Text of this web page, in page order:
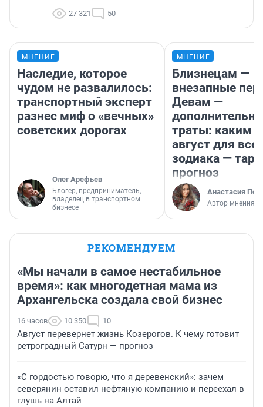
27 321 50
МНЕНИЕ
Наследие, которое
чудом не развалилось:
транспортный эксперт
разнес миф о «вечных»
советских дорогах
Олег Арефьев
Блогер, предприниматель,
владелец в транспортном
бизнесе
МНЕНИЕ
Близнецам —
внезапные
Девам —
траты: каким
август для
зодиака —
прогноз
Анастасия
Автор мнения
РЕКОМЕНДУЕМ
«Мы начали в самое нестабильное
время»: как многодетная мама из
Архангельска создала свой бизнес
16 часов 10 350 10
Август перевернет жизнь Козерогов. К чему готовит
ретроградный Сатурн — прогноз
«С гордостью говорю, что я деревенский»: зачем
северянин оставил нефтяную компанию и переехал в
глушь на Алтай